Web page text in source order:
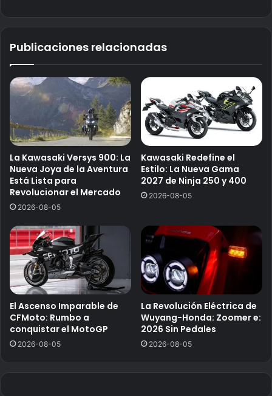
Publicaciones relacionadas
La Kawasaki Versys 900: La
Nueva Joya de la Aventura
Está Lista para
Revolucionar el Mercado
2026-08-05
Kawasaki Redefine el
Estilo: La Nueva Gama
2027 de Ninja 250 y 400
2026-08-05
El Ascenso Imparable de
CFMoto: Rumbo a
conquistar el MotoGP
2026-08-05
La Revolución Eléctrica de
Wuyang-Honda: Zoomer e:
2026 Sin Pedales
2026-08-05